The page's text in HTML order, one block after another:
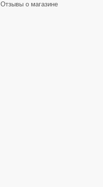
Отзывы о магазине